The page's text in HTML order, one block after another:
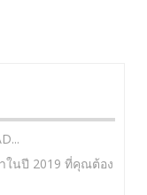
ในปี 2019 ที่คุณต้อง